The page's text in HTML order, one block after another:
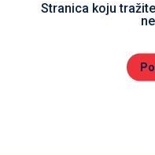
Stranica koju